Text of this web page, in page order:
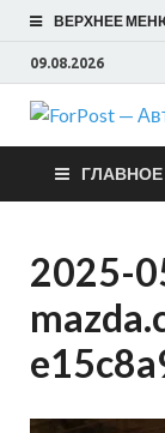
ВЕРХНЕЕ
09.08.2026
2025-